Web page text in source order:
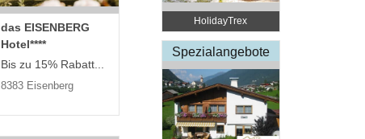
das EISENBERG
Hotel****
Bis zu 15% Rabatt...
8383 Eisenberg
HolidayTrex
Spezialangebote